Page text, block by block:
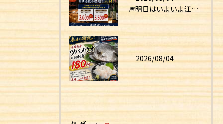
🎆明日はいよいよ江戸川花火大会！🎆
2026/08/04